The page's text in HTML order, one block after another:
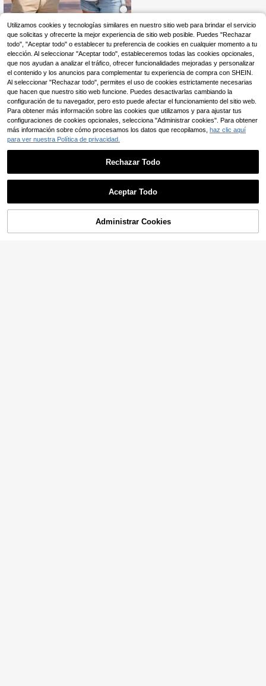
Almacén UE Camiseta de manga cort
a Disney Mickey Minnie 2026 para
parejas, camiseta de verano casual,
estilo dibujos animados, look combi
nado, conjunto familiar
10 ,49€
COMPRAR AHORA AÑADIR A LA BOLSA
Utilizamos cookies y tecnologías similares en nuestro sitio web para brindar el servicio
que solicitas y ofrecerte la mejor experiencia de sitio web posible. Puedes "Rechazar
todo", "Aceptar todo" o establecer tu preferencia de cookies en cualquier momento a tu
elección. Al seleccionar "Aceptar todo", estableceremos todas las cookies opcionales,
que nos ayudan a analizar el tráfico, ofrecer funcionalidades mejoradas y personalizar
el contenido y los anuncios para complementar tu experiencia de compra con SHEIN.
Al seleccionar "Rechazar todo", permites el uso de cookies estrictamente necesarias
que hacen que nuestro sitio web funcione. Puedes desactivarlas cambiando la
configuración de tu navegador, pero esto puede afectar el funcionamiento del sitio web.
Para obtener más información sobre las cookies que utilizamos y para ajustar tus
configuraciones de cookies opcionales, selecciona "Administrar cookies". Para obtener
más información sobre cómo procesamos los datos que recopilamos, haz clic aquí
para ver nuestra Política de privacidad.
Rechazar Todo
Aceptar Todo
Administrar Cookies